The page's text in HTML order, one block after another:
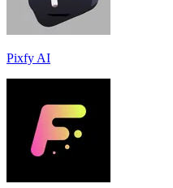
Pixfy AI